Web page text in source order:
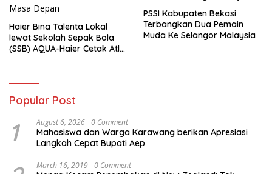
Haier Bina Talenta Lokal
lewat Sekolah Sepak Bola
(SSB) AQUA-Haier Cetak Atlet
PSSI Kabupaten Bekasi
Terbangkan Dua Pemain
Muda Ke Selangor Malaysia
Popular Post
1 August 6, 2026 0 Comment
Mahasiswa dan Warga Karawang berikan Apresiasi
Langkah Cepat Bupati Aep
March 16, 2019 0 Comment